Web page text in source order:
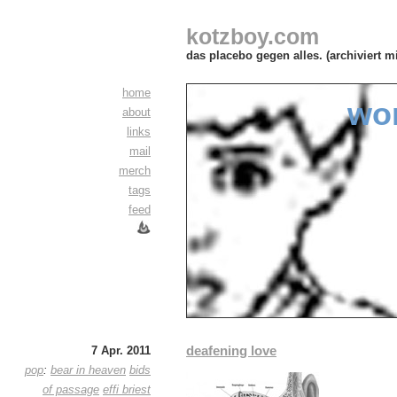
kotzboy.com
das placebo gegen alles. (archiviert
home
about
links
mail
merch
tags
feed
7 Apr. 2011
pop: bear in heaven bids
of passage effi briest
deafening love